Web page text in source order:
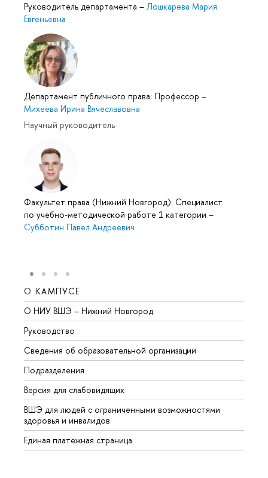
Руководитель департамента – Лошкарева Мария
Евгеньевна
Департамент публичного права: Профессор –
Михеева Ирина Вячеславовна
Научный руководитель
Факультет права (Нижний Новгород): Специалист
по учебно-методической работе 1 категории –
Субботин Павел Андреевич
О КАМПУСЕ
О НИУ ВШЭ – Нижний Новгород
Руководство
Сведения об образовательной организации
Подразделения
Версия для слабовидящих
ВШЭ для людей с ограниченными возможностями
здоровья и инвалидов
Единая платежная страница